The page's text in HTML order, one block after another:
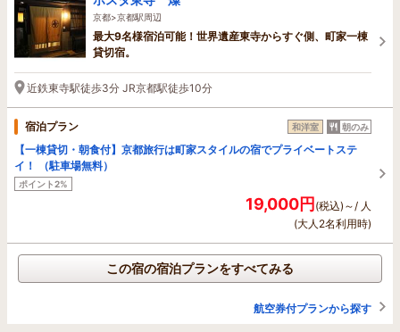
京都>京都駅周辺
最大9名様宿泊可能！世界遺産東寺からすぐ側、町家一棟
貸切宿。
近鉄東寺駅徒歩3分 JR京都駅徒歩10分
宿泊プラン 和洋室 朝のみ
【一棟貸切・朝食付】京都旅行は町家スタイルの宿でプライベートステ
イ！ （駐車場無料）
ポイント2%
19,000円(税込)～/ 人
(大人2名利用時)
この宿の宿泊プランをすべてみる
航空券付プランから探す